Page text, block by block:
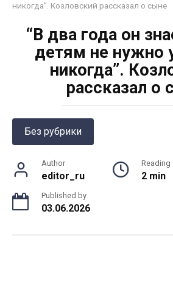
никогда”. Козловский рассказал о сыне
“В два года он
детям не нужно
никогда”.
рассказал о
Без рубрики
Author
editor_ru
Reading
2 min
Published by
03.06.2026